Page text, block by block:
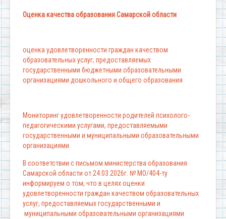
Оценка качества образования Самарской области
оценка удовлетворенности граждан качеством
образовательных услуг, предоставляемых
государственными бюджетными образовательными
организациями дошкольного и общего образования
Мониторинг удовлетворенности родителей психолого-
педагогическими услугами, предоставляемыми
государственными и муниципальными образовательными
организациями.
В соответствии с письмом министерства образования
Самарской области от 24.03.2026г. № МО/404-ту
информируем о том, что в целях оценки
удовлетворенности граждан качеством образовательных
услуг, предоставляемых государственными и
муниципальными образовательными организациями